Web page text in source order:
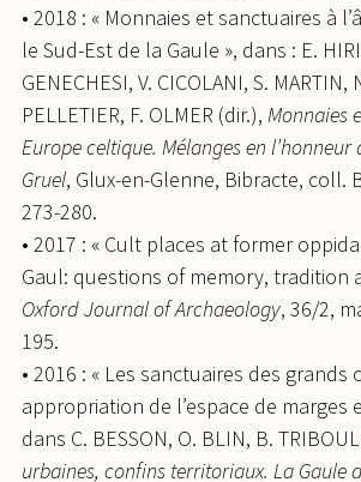
• 2018 : « Monnaies et sanctuaires à
le Sud-Est de la Gaule », dans : E.
GENECHESI, V. CICOLANI, S. MARTIN,
PELLETIER, F. OLMER (dir.), Monnaies
Europe celtique. Mélanges en
Gruel, Glux-en-Glenne, Bibracte, coll.
273-280.
• 2017 : « Cult places at former
Gaul: questions of memory, tradition
Oxford Journal of Archaeology, 36/2,
195.
• 2016 : « Les sanctuaires des
appropriation de l’espace de marges
dans C. BESSON, O. BLIN, B.
urbaines, confins territoriaux. La Gaule